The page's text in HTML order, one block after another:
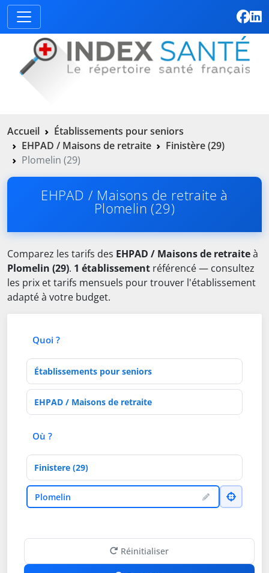
Accueil
Établissements pour seniors
EHPAD / Maisons de retraite
Finistère (29)
Plomelin (29)
EHPAD / Maisons de retraite à
Plomelin (29)
Comparez les tarifs des EHPAD / Maisons de retraiteà
Plomelin (29). 1 établissement référencé — consultez
les prix et tarifs mensuels pour trouver l'établissement
adapté à votre budget.
Quoi ?
Type d'établissement
Activités de soins
Où ?
Département
VillePlomelin
Réinitialiser